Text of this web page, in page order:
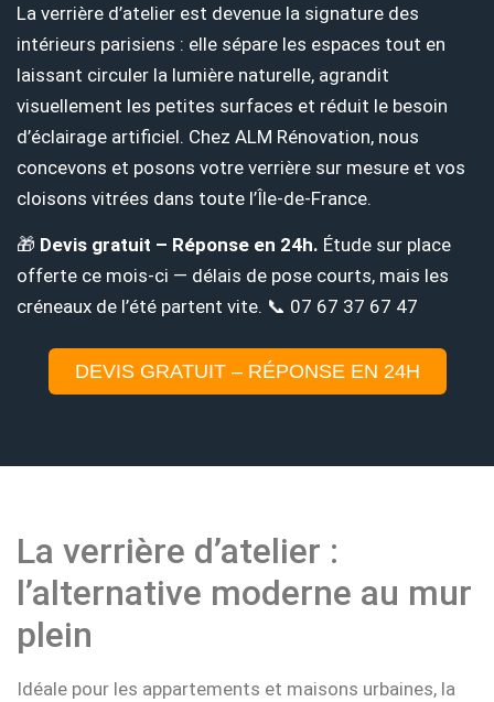
La verrière d’atelier est devenue la signature des
intérieurs parisiens : elle sépare les espaces tout en
laissant circuler la lumière naturelle, agrandit
visuellement les petites surfaces et réduit le besoin
d’éclairage artificiel. Chez ALM Rénovation, nous
concevons et posons votre verrière sur mesure et vos
cloisons vitrées dans toute l’Île-de-France.
🎁 Devis gratuit – Réponse en 24h. Étude sur place
offerte ce mois-ci — délais de pose courts, mais les
créneaux de l’été partent vite. 📞 07 67 37 67 47
DEVIS GRATUIT – RÉPONSE EN 24H
La verrière d’atelier :
l’alternative moderne au mur
plein
Idéale pour les appartements et maisons urbaines, la